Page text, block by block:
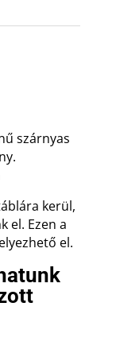
szárnyas
kerül,
el. Ezen a
el.